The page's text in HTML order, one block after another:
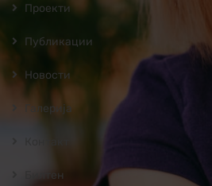
Проекти
Публикации
Новости
Галерија
Билтен